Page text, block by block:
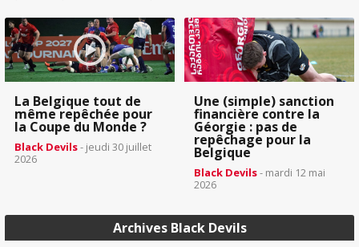
La Belgique tout de
même repêchée pour
la Coupe du Monde ?
Black Devils- jeudi 30 juillet
2026
Une (simple) sanction
financière contre la
Géorgie : pas de
repêchage pour la
Belgique
Black Devils- mardi 12 mai
2026
Archives Black Devils